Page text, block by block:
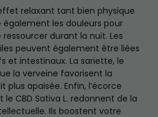
relaxant tant bien physique
également les douleurs pour
durant la nuit. Les
peuvent également être liées
et intestinaux. La sariette, le
la verveine favorisent la
plus apaisée. Enfin, l’écorce
le CBD Sativa L. redonnent de la
Ils boostent votre